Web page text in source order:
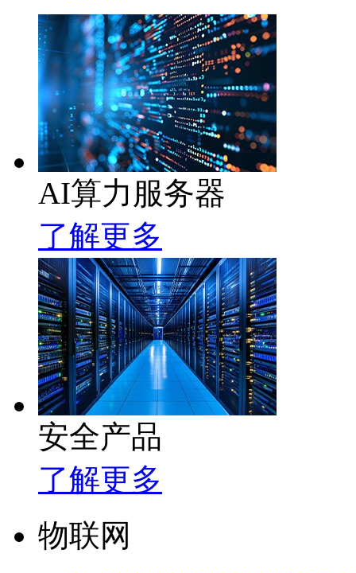
AI算力服务器
了解更多
安全产品
了解更多
物联网